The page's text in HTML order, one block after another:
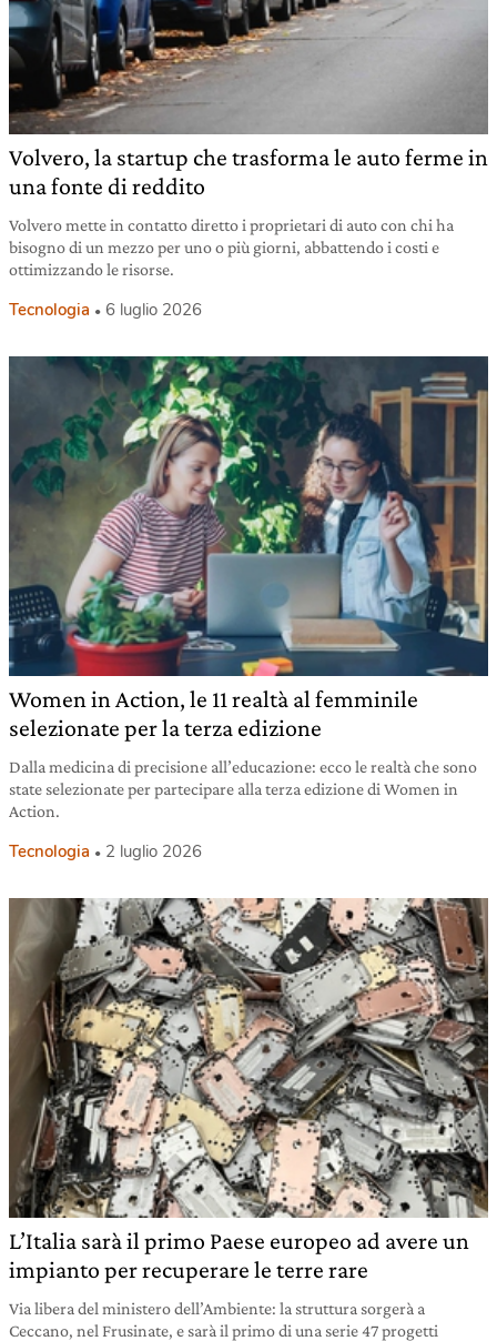
Volvero, la startup che trasforma le auto ferme in
una fonte di reddito
Volvero mette in contatto diretto i proprietari di auto con chi ha
bisogno di un mezzo per uno o più giorni, abbattendo i costi e
ottimizzando le risorse.
Tecnologia 6 luglio 2026
Women in Action, le 11 realtà al femminile
selezionate per la terza edizione
Dalla medicina di precisione all’educazione: ecco le realtà che sono
state selezionate per partecipare alla terza edizione di Women in
Action.
Tecnologia 2 luglio 2026
L’Italia sarà il primo Paese europeo ad avere un
impianto per recuperare le terre rare
Via libera del ministero dell’Ambiente: la struttura sorgerà a
Ceccano, nel Frusinate, e sarà il primo di una serie 47 progetti